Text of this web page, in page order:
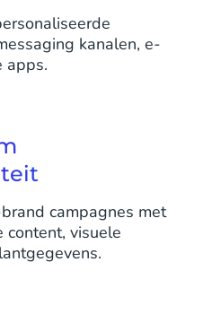
kanalen, e-
apps.
campagnes met
visuele